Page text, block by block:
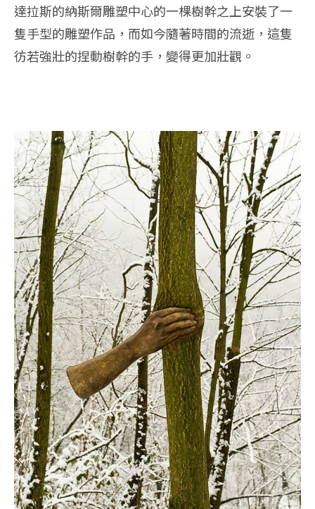
達拉斯的納斯爾雕塑中心的一棵樹幹之上安裝了一
隻手型的雕塑作品，而如今隨著時間的流逝，這隻
彷若強壯的捏動樹幹的手，變得更加壯觀。